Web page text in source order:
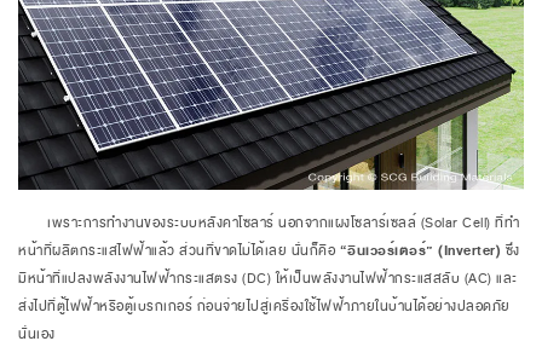
เพราะการทำงานของระบบหลังคาโซลาร์ นอกจากแผงโซลาร์เซลล์ (Solar Cell) ที่ทำ
หน้าที่ผลิตกระแสไฟฟ้าแล้ว ส่วนที่ขาดไม่ได้เลย นั่นก็คือ “อินเวอร์เตอร์” (Inverter) ซึ่ง
มีหน้าที่แปลงพลังงานไฟฟ้ากระแสตรง (DC) ให้เป็นพลังงานไฟฟ้ากระแสสลับ (AC) และ
ส่งไปที่ตู้ไฟฟ้าหรือตู้เบรกเกอร์ ก่อนจ่ายไปสู่เครื่องใช้ไฟฟ้าภายในบ้านได้อย่างปลอดภัย
นั่นเอง